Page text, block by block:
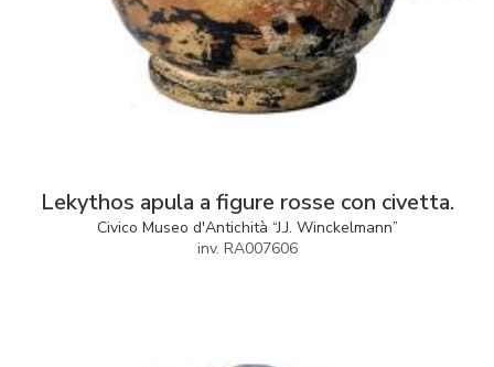
Lekythos apula a figure rosse con civetta.
Civico Museo d'Antichità “J.J. Winckelmann”
inv. RA007606